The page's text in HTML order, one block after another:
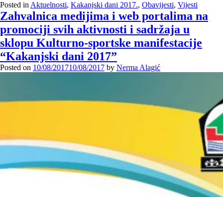
Posted in Aktuelnosti, Kakanjski dani 2017., Obavijesti, Vijesti
Zahvalnica medijima i web portalima na
promociji svih aktivnosti i sadržaja u
sklopu Kulturno-sportske manifestacije
“Kakanjski dani 2017”
Posted on 10/08/201710/08/2017 by Nerma Alagić